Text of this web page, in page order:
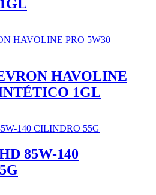
HAVOLINE
1GL
85W-140